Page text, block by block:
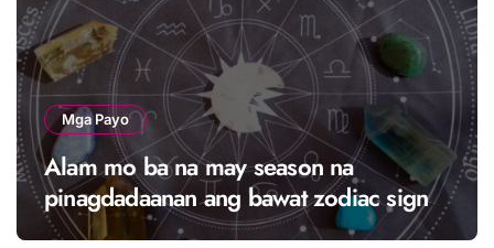
Mga Payo
Alam mo ba na may season na
pinagdadaanan ang bawat zodiac sign,
at ito ay tinatawag na “solar season”?